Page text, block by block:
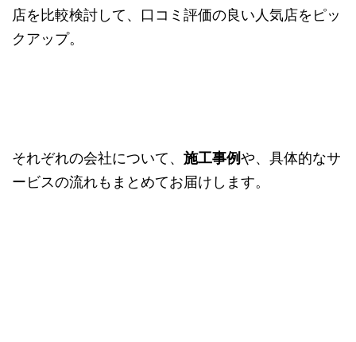
店を比較検討して、口コミ評価の良い人気店をピッ
クアップ。
それぞれの会社について、 施工事例や、具体的なサ
ービスの流れもまとめてお届けします。